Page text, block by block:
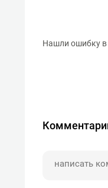
Нашли ошибку в